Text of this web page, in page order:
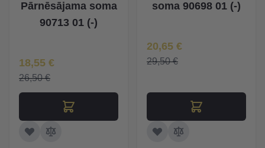
Pārnēsājama soma
90713 01 (-)
Īpaša Cena
18,55 €
26,50 €
soma 90698 01 (-)
Īpaša Cena
20,65 €
29,50 €